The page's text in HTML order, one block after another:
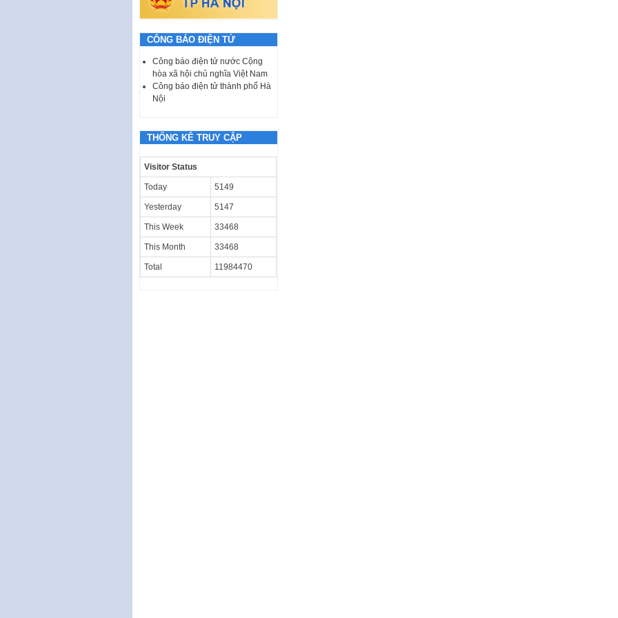
CÔNG BÁO ĐIỆN TỬ
Công báo điện tử nước Cộng
hòa xã hội chủ nghĩa Việt Nam
Công báo điện tử thành phố Hà
Nội
THỐNG KÊ TRUY CẬP
Visitor Status
Today 5149
Yesterday 5147
This Week 33468
This Month 33468
Total 11984470